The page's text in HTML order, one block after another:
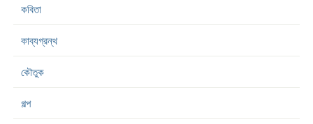
কবিতা
কাব্যগ্রন্থ
কৌতুক
গল্প